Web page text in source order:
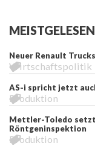
MEISTGELESEN
Neuer Renault
Wirtschaftspolitik
AS-i spricht jetzt
Produktion
Mettler-Toledo setzt
Röntgeninspektion
Produktion